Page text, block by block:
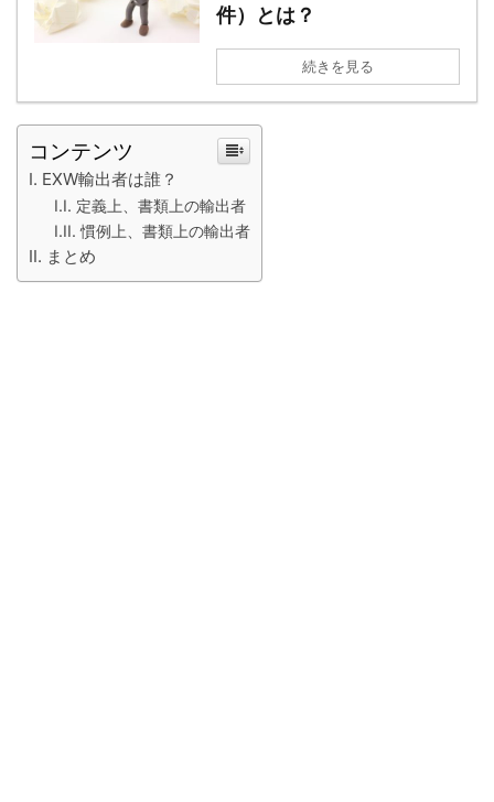
件）とは？
続きを見る
コンテンツ
EXW輸出者は誰？
定義上、書類上の輸出者
慣例上、書類上の輸出者
まとめ